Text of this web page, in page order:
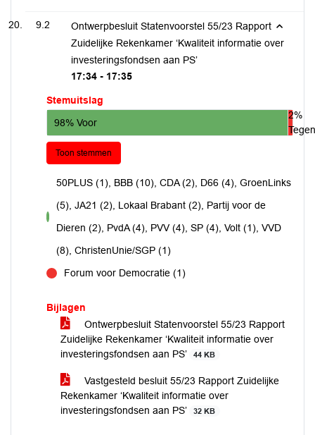
9.2
Ontwerpbesluit Statenvoorstel 55/23 Rapport
Zuidelijke Rekenkamer ‘Kwaliteit informatie over
investeringsfondsen aan PS’
17:34 - 17:35
Stemuitslag
98% Voor
2%
Toon stemmen
voor
50PLUS (1), BBB (10), CDA (2), D66 (4), GroenLinks
(5), JA21 (2), Lokaal Brabant (2), Partij voor de
Dieren (2), PvdA (4), PVV (4), SP (4), Volt (1), VVD
(8), ChristenUnie/SGP (1)
Forum voor Democratie (1)
Bijlagen
Ontwerpbesluit Statenvoorstel 55/23 Rapport
Zuidelijke Rekenkamer ‘Kwaliteit informatie over
investeringsfondsen aan PS’
44 KB
Vastgesteld besluit 55/23 Rapport Zuidelijke
Rekenkamer ‘Kwaliteit informatie over
investeringsfondsen aan PS’
32 KB